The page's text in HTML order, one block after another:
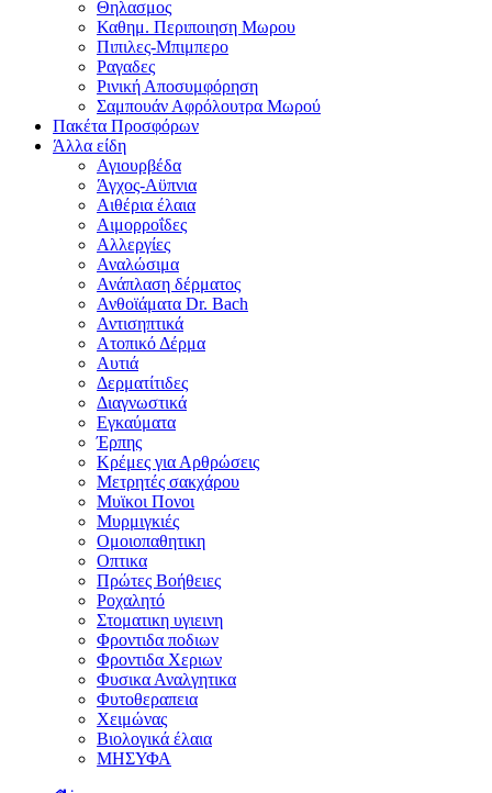
Θηλασμος
Καθημ. Περιποιηση Μωρου
Πιπιλες-Μπιμπερο
Ραγαδες
Ρινική Αποσυμφόρηση
Σαμπουάν Αφρόλουτρα Μωρού
Πακέτα Προσφόρων
Άλλα είδη
Αγιουρβέδα
Άγχος-Αϋπνια
Αιθέρια έλαια
Αιμορροΐδες
Αλλεργίες
Αναλώσιμα
Ανάπλαση δέρματος
Ανθοϊάματα Dr. Bach
Αντισηπτικά
Ατοπικό Δέρμα
Αυτιά
Δερματίτιδες
Διαγνωστικά
Εγκαύματα
Έρπης
Κρέμες για Αρθρώσεις
Μετρητές σακχάρου
Μυϊκοι Πονοι
Μυρμιγκιές
Ομοιοπαθητικη
Οπτικα
Πρώτες Βοήθειες
Ροχαλητό
Στοματικη υγιεινη
Φροντιδα ποδιων
Φροντιδα Χεριων
Φυσικα Αναλγητικα
Φυτοθεραπεια
Χειμώνας
Βιολογικά έλαια
ΜΗΣΥΦΑ